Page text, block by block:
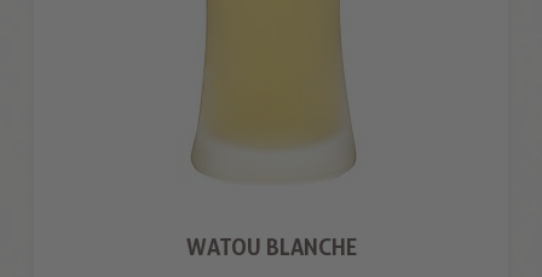
WATOU BLANCHE